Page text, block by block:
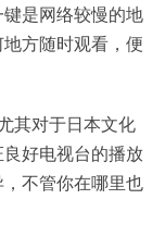
是网络较慢的地
方随时观看，便
其对于日本文化
好电视台的播放
不管你在哪里也